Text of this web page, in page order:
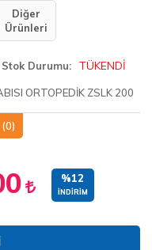
Diğer
Ürünleri
Stok Durumu TÜKENDİ
ORTOPEDİK ZSLK 200
(0)
%12
İNDIRIM